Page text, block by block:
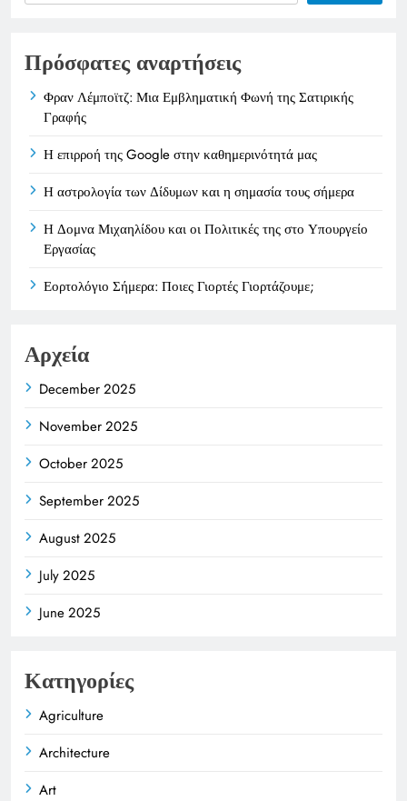
Πρόσφατες αναρτήσεις
Φραν Λέμποϊτζ: Μια Εμβληματική Φωνή της Σατιρικής
Γραφής
Η επιρροή της Google στην καθημερινότητά μας
Η αστρολογία των Δίδυμων και η σημασία τους σήμερα
Η Δομνα Μιχαηλίδου και οι Πολιτικές της στο Υπουργείο
Εργασίας
Εορτολόγιο Σήμερα: Ποιες Γιορτές Γιορτάζουμε;
Αρχεία
December 2025
November 2025
October 2025
September 2025
August 2025
July 2025
June 2025
Κατηγορίες
Agriculture
Architecture
Art